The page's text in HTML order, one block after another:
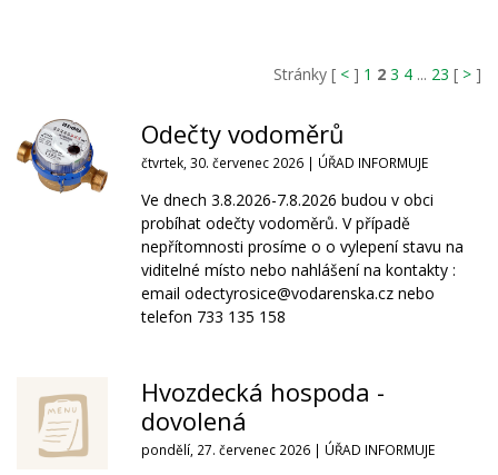
Stránky [ < ] 1 2 3 4 ... 23 [ > ]
Odečty vodoměrů
čtvrtek, 30. červenec 2026 | ÚŘAD INFORMUJE
Ve dnech 3.8.2026-7.8.2026 budou v obci
probíhat odečty vodoměrů. V případě
nepřítomnosti prosíme o o vylepení stavu na
viditelné místo nebo nahlášení na kontakty :
email odectyrosice@vodarenska.cz nebo
telefon 733 135 158
Hvozdecká hospoda -
dovolená
pondělí, 27. červenec 2026 | ÚŘAD INFORMUJE